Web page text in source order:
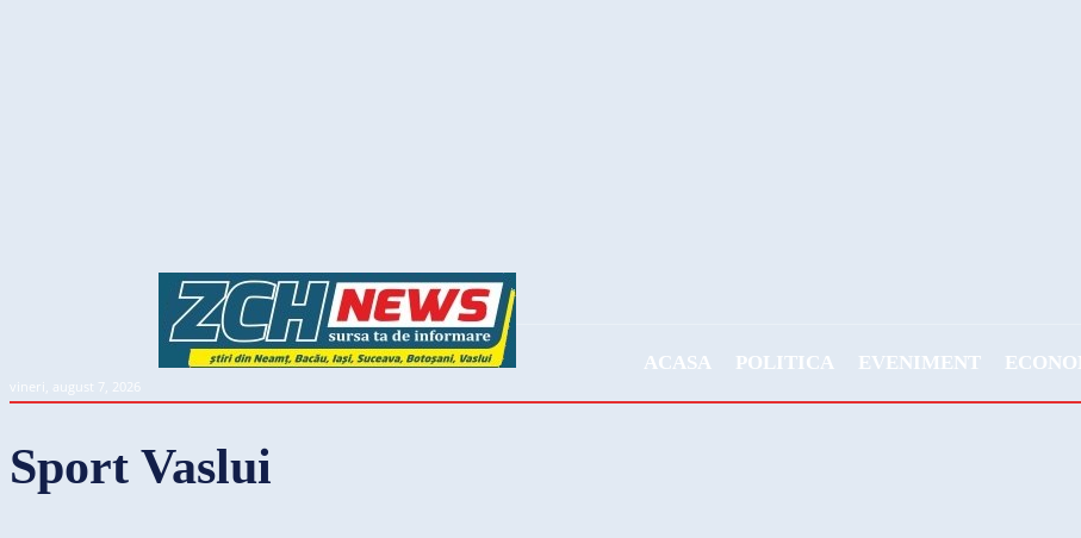
vineri, august 7, 2026
ACASA POLITICA EVENIMENT
Sport Vaslui